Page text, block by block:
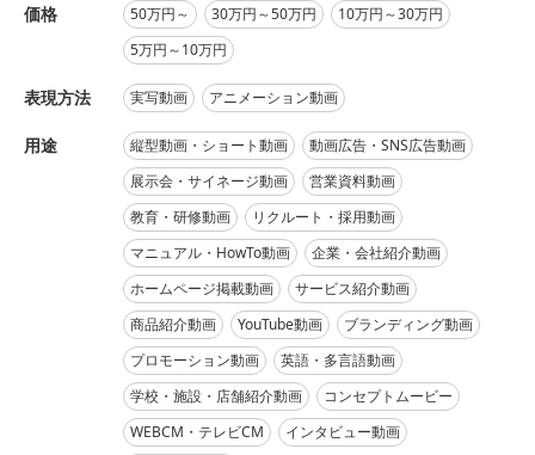
価格 50万円～ 30万円～50万円
10万円～30万円
5万円～10万円
表現方法 実写動画 アニメーション動画
用途 縦型動画・ショート動画
動画広告・SNS広告動画
展示会・サイネージ動画
営業資料動画
教育・研修動画
リクルート・採用動画
マニュアル・HowTo動画
企業・会社紹介動画
ホームページ掲載動画
サービス紹介動画
商品紹介動画
YouTube動画
ブランディング動画
プロモーション動画
英語・多言語動画
学校・施設・店舗紹介動画
コンセプトムービー
WEBCM・テレビCM
インタビュー動画